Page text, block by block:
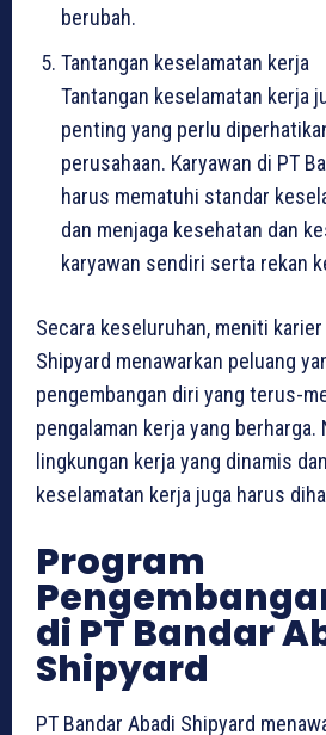
berubah.
Tantangan keselamatan kerja
Tantangan keselamatan kerja
penting yang perlu
perusahaan. Karyawan di PT
harus mematuhi standar
dan menjaga kesehatan dan
karyawan sendiri serta rekan
Secara keseluruhan, meniti karier
Shipyard menawarkan peluang
pengembangan diri yang terus-
pengalaman kerja yang berharga.
lingkungan kerja yang dinamis
keselamatan kerja juga harus
Program
di PT Bandar
Shipyard
PT Bandar Abadi Shipyard